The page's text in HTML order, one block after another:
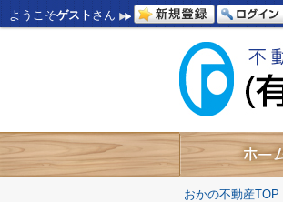
ようこそゲストさん
おかの不動産TOP